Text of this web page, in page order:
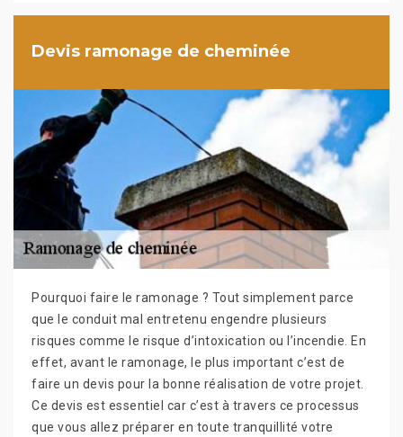
Devis ramonage de cheminée
Pourquoi faire le ramonage ? Tout simplement parce
que le conduit mal entretenu engendre plusieurs
risques comme le risque d’intoxication ou l’incendie. En
effet, avant le ramonage, le plus important c’est de
faire un devis pour la bonne réalisation de votre projet.
Ce devis est essentiel car c’est à travers ce processus
que vous allez préparer en toute tranquillité votre